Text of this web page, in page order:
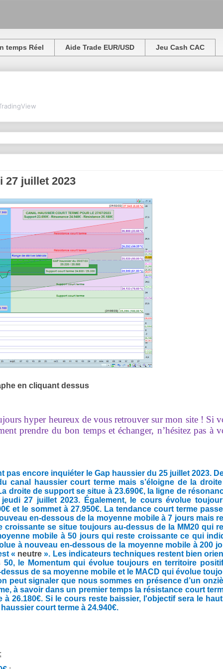
temps Réel Aide Trade EUR/USD Jeu Cash CAC
27 juillet 2023
en cliquant dessus
hyper heureux de vous retrouver sur mon site ! Si
prendre du bon temps et échanger, n’hésitez pas à
encore inquiéter le Gap haussier du 25 juillet 2023.
canal haussier court terme mais s’éloigne de la
droite de support se situe à 23.690€, la ligne de
27 juillet 2023. Également, le cours évolue
et le sommet à 27.950€. La tendance court terme
en-dessous de la moyenne mobile à 7 jours mais
se situe toujours au-dessus de la MM20 qui
mobile à 50 jours qui reste croissante ce qui
à nouveau en-dessous de la moyenne mobile à 200
« neutre». Les indicateurs techniques restent bien
le Momentum qui évolue toujours en territoire
de sa moyenne mobile et le MACD qui évolue
peut signaler que nous sommes en présence d’un
à savoir dans un premier temps la résistance court
26.180€. Si le cours reste baissier, l'objectif sera le
court terme à 24.940€.
;